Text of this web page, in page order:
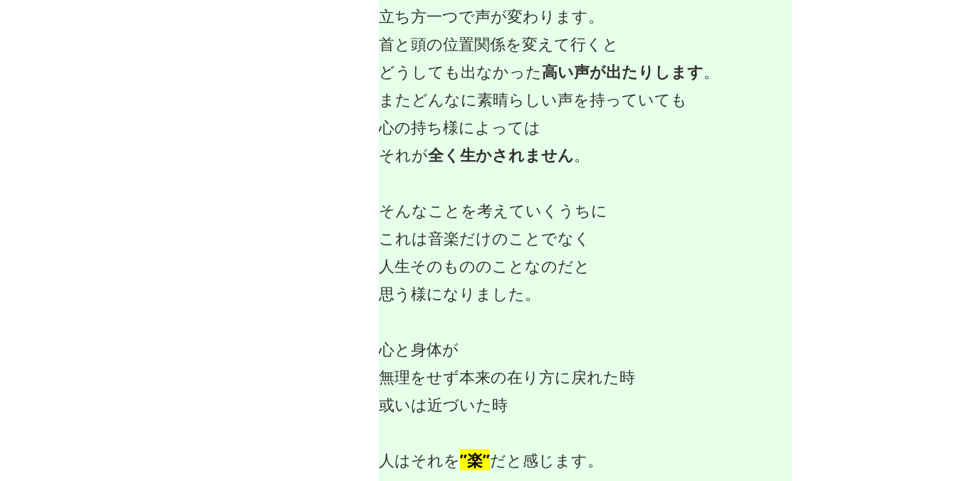
立ち方一つで声が変わります。
首と頭の位置関係を変えて行くと
どうしても出なかった高い声が出たりします。
またどんなに素晴らしい声を持っていても
心の持ち様によっては
それが全く生かされません。
そんなことを考えていくうちに
これは音楽だけのことでなく
人生そのもののことなのだと
思う様になりました。
心と身体が
無理をせず本来の在り方に戻れた時
或いは近づいた時
人はそれを”楽”だと感じます。